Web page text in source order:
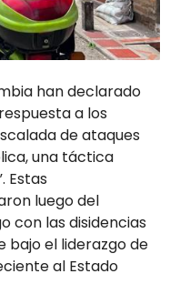
han declarado
a los
de ataques
una táctica
Estas
luego del
con las disidencias
bajo el liderazgo de
al Estado